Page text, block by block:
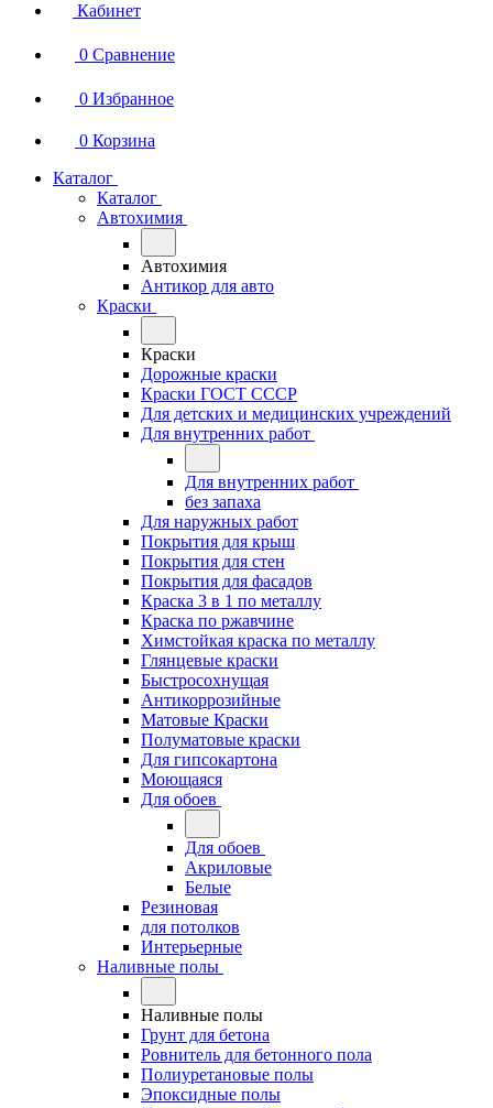
Кабинет
0 Сравнение
0 Избранное
0 Корзина
Каталог
Каталог
Автохимия
Автохимия
Антикор для авто
Краски
Краски
Дорожные краски
Краски ГОСТ СССР
Для детских и медицинских учреждений
Для внутренних работ
Для внутренних работ
без запаха
Для наружных работ
Покрытия для крыш
Покрытия для стен
Покрытия для фасадов
Краска 3 в 1 по металлу
Краска по ржавчине
Химстойкая краска по металлу
Глянцевые краски
Быстросохнущая
Антикоррозийные
Матовые Краски
Полуматовые краски
Для гипсокартона
Моющаяся
Для обоев
Для обоев
Акриловые
Белые
Резиновая
для потолков
Интерьерные
Наливные полы
Наливные полы
Грунт для бетона
Ровнитель для бетонного пола
Полиуретановые полы
Эпоксидные полы